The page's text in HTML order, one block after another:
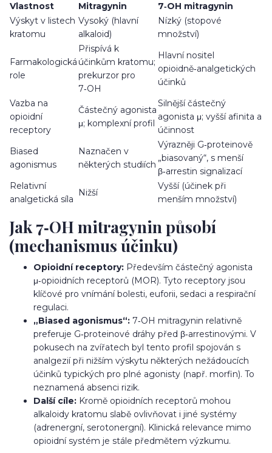
Vlastnost Mitragynin
7‑OH mitragynin
Výskyt v listech
kratomu
Vysoký (hlavní
alkaloid)
Nízký (stopové
množství)
Farmakologická
role
Přispívá k
účinkům kratomu;
prekurzor pro
7‑OH
Hlavní nositel
opioidně‑analgetických
účinků
Vazba na
opioidní
receptory
Částečný agonista
μ; komplexní profil
Silnější částečný
agonista μ; vyšší afinita a
účinnost
Biased
agonismus
Naznačen v
některých studiích
Výrazněji G‑proteinově
„biasovaný“, s menší
β‑arrestin signalizací
Relativní
analgetická síla
Nižší
Vyšší (účinek při
menším množství)
Jak 7‑OH mitragynin působí
(mechanismus účinku)
Opioidní receptory: Především částečný agonista
μ‑opioidních receptorů (MOR). Tyto receptory jsou
klíčové pro vnímání bolesti, euforii, sedaci a respirační
regulaci.
„Biased agonismus“: 7‑OH mitragynin relativně
preferuje G‑proteinové dráhy před β‑arrestinovými. V
pokusech na zvířatech byl tento profil spojován s
analgezií při nižším výskytu některých nežádoucích
účinků typických pro plné agonisty (např. morfin). To
neznamená absenci rizik.
Další cíle: Kromě opioidních receptorů mohou
alkaloidy kratomu slabě ovlivňovat i jiné systémy
(adrenergní, serotonergní). Klinická relevance mimo
opioidní systém je stále předmětem výzkumu.